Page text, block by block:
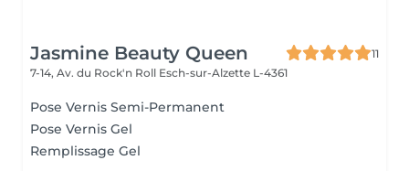
Jasmine Beauty Queen
11
7-14, Av. du Rock'n Roll Esch-sur-Alzette L-4361
Pose Vernis Semi-Permanent
Pose Vernis Gel
Remplissage Gel